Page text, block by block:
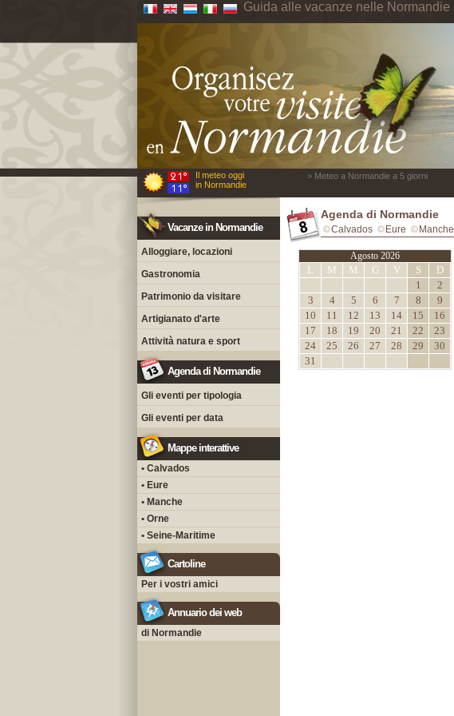
Guida alle vacanze nelle Normandie
Il meteo oggi
in Normandie
> Meteo a Normandie a 5 giorni
Vacanze in Normandie
Alloggiare, locazioni
Gastronomia
Patrimonio da visitare
Artigianato d'arte
Attività natura e sport
Agenda di Normandie
Gli eventi per tipologia
Gli eventi per data
Mappe interattive
• Calvados
• Eure
• Manche
• Orne
• Seine-Maritime
Cartoline
Per i vostri amici
Annuario dei web
di Normandie
Agenda di Normandie
Calvados Eure Manche
Agosto 2026
L M M G V S
D
1
2
3
4 5 6 7 8
9
10
11 12 13 14 15
16
17
18 19 20 21 22
23
24
25 26 27 28 29
30
31